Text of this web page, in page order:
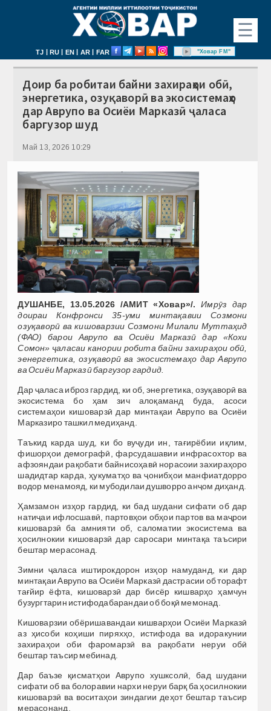
☰
TJ | RU | EN | AR | FAR "Ховар FM"
Доир ба робитаи байни захираҳои обӣ,
энергетика, озуқаворӣ ва экосистемаҳо
дар Аврупо ва Осиёи Марказӣ ҷаласа
баргузор шуд
Май 13, 2026 10:29
ДУШАНБЕ, 13.05.2026 /АМИТ «Ховар»/.
Имрӯз дар
доираи Конфронси 35-уми минтақавии Созмони
озуқаворӣ ва кишоварзии Созмони Милали Муттаҳид
(ФАО) барои Аврупо ва Осиёи Марказӣ дар «Кохи
Сомон» ҷаласаи канории робита байни захираҳои обӣ,
эенергетика, озуқаворӣ ва экосистемаҳо дар Аврупо
ва Осиёи Марказӣ баргузор гардид.
Дар ҷаласа иброз гардид, ки об, энергетика, озуқаворӣ ва
экосистема бо ҳам зич алоқаманд буда, асоси
системаҳои кишоварзӣ дар минтақаи Аврупо ва Осиёи
Марказиро ташкил медиҳанд.
Таъкид карда шуд, ки бо вуҷуди ин, тағирёбии иқлим,
фишорҳои демографӣ, фарсудашавии инфрасохтор ва
афзояндаи рақобати байнисоҳавӣ норасоии захираҳоро
шадидтар карда, ҳукуматҳо ва ҷонибҳои манфиатдорро
водор менамояд, ки мубодилаи душворро анҷом диҳанд.
Ҳамзамон изҳор гардид, ки бад шудани сифати об дар
натиҷаи ифлосшавӣ, партовҳои обҳои партов ва маҷрои
кишоварзӣ ба амнияти об, саломатии экосистема ва
ҳосилнокии кишоварзӣ дар саросари минтақа таъсири
бештар мерасонад.
Зимни ҷаласа иштирокдорон изҳор намуданд, ки дар
минтақаи Аврупо ва Осиёи Марказӣ дастрасии об торафт
тағйир ёфта, кишоварзӣ дар бисёр кишварҳо ҳамчун
бузургтарин истифодабарандаи об боқӣ мемонад.
Кишоварзии обёришавандаи кишварҳои Осиёи Марказӣ
аз ҳисоби коҳиши пиряхҳо, истифода ва идоракунии
захираҳои оби фаромарзӣ ва рақобати неруи обӣ
бештар таъсир мебинад.
Дар баъзе қисматҳои Аврупо хушксолӣ, бад шудани
сифати об ва болоравии нархи неруи барқ ​​ба ҳосилнокии
кишоварзӣ ва воситаҳои зиндагии деҳот бештар таъсир
мерасонанд.